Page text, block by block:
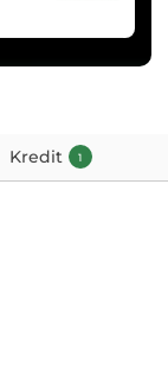
Kredit 1